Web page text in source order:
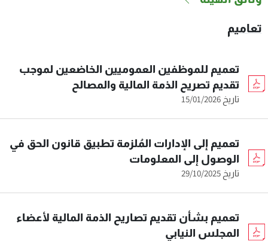
تعاميم
تعميم للموظفين العموميين الخاضعين لموجب
تقديم تصريح الذمة المالية والمصالح
تاريخ 15/01/2026
تعميم إلى الإدارات المُلزمة تطبيق قانون الحق في
الوصول إلى المعلومات
تاريخ 29/10/2025
تعميم بشأن تقديم تصاريح الذمة المالية لأعضاء
المجلس النيابي